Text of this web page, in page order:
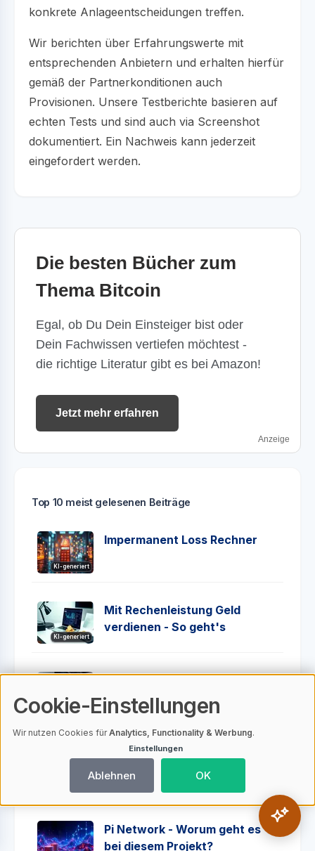
konkrete Anlageentscheidungen treffen.
Wir berichten über Erfahrungswerte mit
entsprechenden Anbietern und erhalten hierfür
gemäß der Partnerkonditionen auch
Provisionen. Unsere Testberichte basieren auf
echten Tests und sind auch via Screenshot
dokumentiert. Ein Nachweis kann jederzeit
eingefordert werden.
Die besten Bücher zum
Thema Bitcoin
Egal, ob Du Dein Einsteiger bist oder
Dein Fachwissen vertiefen möchtest -
die richtige Literatur gibt es bei Amazon!
Jetzt mehr erfahren
Anzeige
Top 10 meist gelesenen Beiträge
KI-generiert
Impermanent Loss Rechner
KI-generiert
Mit Rechenleistung Geld
verdienen - So geht's
KI-generiert
Hoss Crypto (Kian Hoss) - Die
Geschichte hinter dem
Influencer
Glamjet - Eine kritische
Analyse
Pi Network - Worum geht es
bei diesem Projekt?
Cookie-Einstellungen
Wir nutzen Cookies fürAnalytics, Functionality & Werbung.
Einstellungen
Ablehnen OK